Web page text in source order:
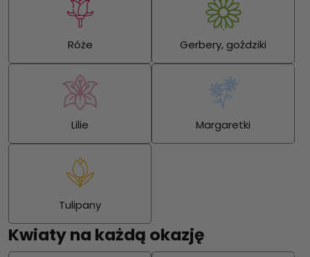
Róże Gerbery, goździki
Lilie Margaretki
Tulipany
Kwiaty na każdą okazję